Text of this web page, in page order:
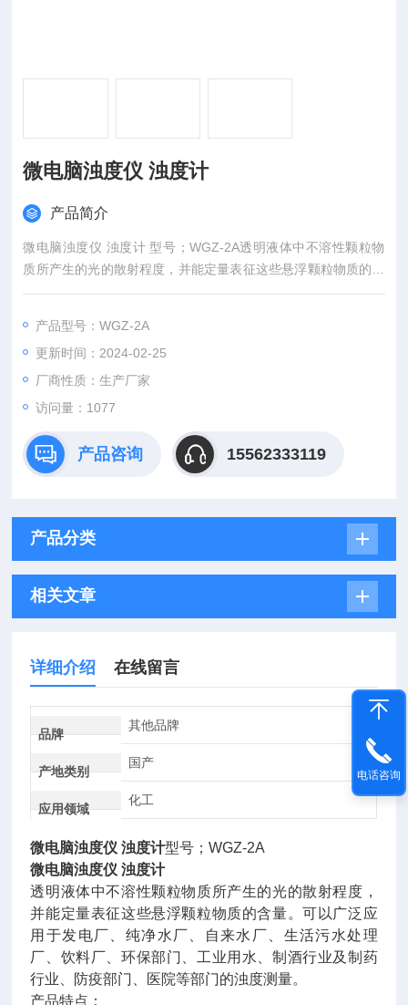
微电脑浊度仪 浊度计
产品简介
微电脑浊度仪 浊度计 型号；WGZ-2A透明液体中不溶性颗粒物
质所产生的光的散射程度，并能定量表征这些悬浮颗粒物质的含
量。可以广泛应用于发电厂、纯净水厂、自来水厂、生活污水处
疫部门、医院等部门的浊度测量。
产品型号：WGZ-2A
更新时间：2024-02-25
厂商性质：生产厂家
访问量：1077
产品咨询 15562333119
产品分类
相关文章
详细介绍 在线留言
品牌
其他品牌
产地类别
国产
应用领域
化工
微电脑浊度仪 浊度计型号；WGZ-2A
微电脑浊度仪 浊度计
透明液体中不溶性颗粒物质所产生的光的散射程度，
并能定量表征这些悬浮颗粒物质的含量。可以广泛应
用于发电厂、纯净水厂、自来水厂、生活污水处理
厂、饮料厂、环保部门、工业用水、制酒行业及制药
行业、防疫部门、医院等部门的浊度测量。
产品特点：
电话咨询